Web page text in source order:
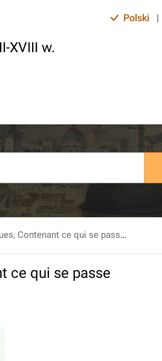
XVIII w.
Polski |
Lettres historiques, Contenant ce qui se passe de plus important en Europe...
ce qui se passe